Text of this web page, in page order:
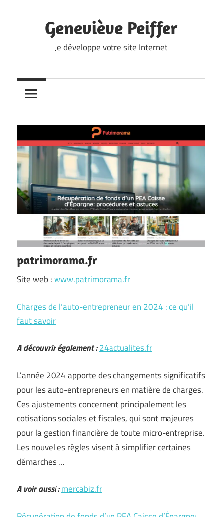
Geneviève Peiffer
Je développe votre site Internet
patrimorama.fr
Site web :www.patrimorama.fr
Charges de l’auto-entrepreneur en 2024 : ce qu’il
faut savoir
A découvrir également :24actualites.fr
L’année 2024 apporte des changements significatifs
pour les auto-entrepreneurs en matière de charges.
Ces ajustements concernent principalement les
cotisations sociales et fiscales, qui sont majeures
pour la gestion financière de toute micro-entreprise.
Les nouvelles règles visent à simplifier certaines
démarches …
A voir aussi :mercabiz.fr